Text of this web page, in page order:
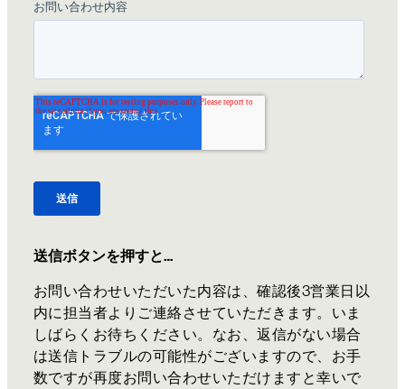
送信ボタンを押すと…
お問い合わせいただいた内容は、確認後3営業日以
内に担当者よりご連絡させていただきます。いま
しばらくお待ちください。なお、返信がない場合
は送信トラブルの可能性がございますので、お手
数ですが再度お問い合わせいただけますと幸いで